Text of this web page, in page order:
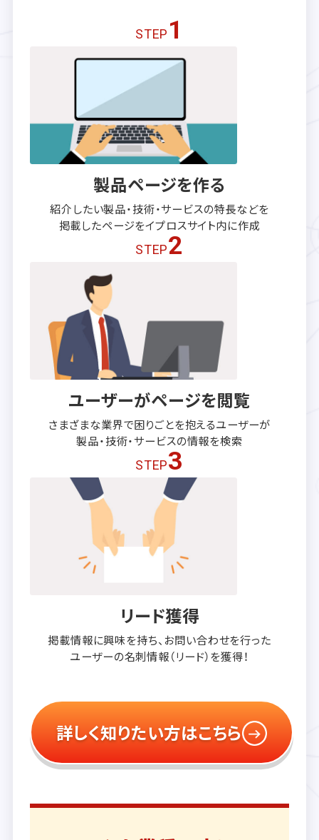
STEP 1
製品ページを作る
紹介したい製品・技術・サービスの特長などを
掲載したページをイプロスサイト内に作成
STEP2
ユーザーがページを閲覧
さまざまな業界で困りごとを抱えるユーザーが
製品・技術・サービスの情報を検索
STEP3
リード獲得
掲載情報に興味を持ち、 お問い合わせを行った
ユーザーの名刺情報（リード）を獲得！
詳しく知りたい方はこちら